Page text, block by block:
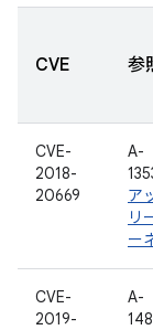
CVE 参
CVE-
2018-
20669
A-
ア
リ
ー
CVE-
2019-
A-